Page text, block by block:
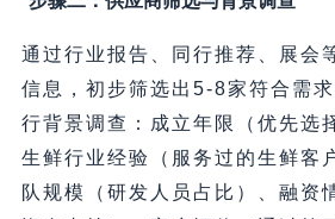
通过行业报告、同行推荐、展会
信息，初步筛选出5-8家符合需
行背景调查：成立年限（优先选
生鲜行业经验（服务过的生鲜客
队规模（研发人员占比）、融资